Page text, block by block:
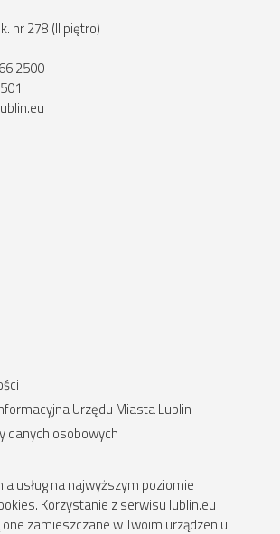
nr 278 (II piętro)
2500
Urzędu Miasta Lublin
danych osobowych
usług na najwyższym poziomie
Korzystanie z serwisu lublin.eu
zamieszczane w Twoim urządzeniu.